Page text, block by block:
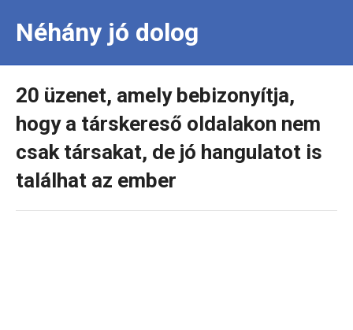
Néhány jó dolog
20 üzenet, amely bebizonyítja,
hogy a társkereső oldalakon nem
csak társakat, de jó hangulatot is
találhat az ember